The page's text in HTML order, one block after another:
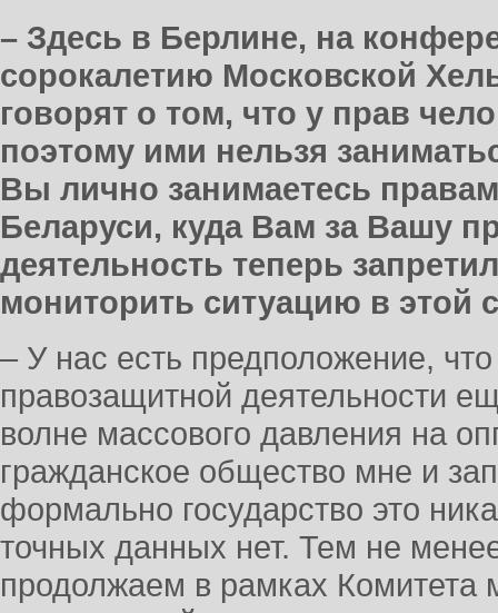
– Здесь в Берлине, на
сорокалетию Московской
говорят о том, что у прав
поэтому ими нельзя
Вы лично занимаетесь
Беларуси, куда Вам за Вашу
деятельность теперь
мониторить ситуацию в этой
– У нас есть предположение,
правозащитной деятельности
волне массового давления на
гражданское общество мне и
формально государство это
точных данных нет. Тем не
продолжаем в рамках Комитета